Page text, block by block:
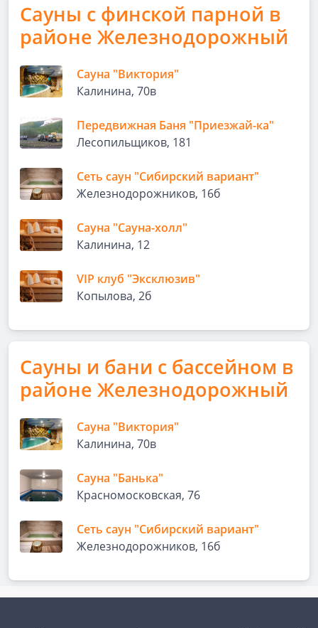
Сауны с финской парной в
районе Железнодорожный
Сауна "Виктория"
Калинина, 70в
Передвижная Баня "Приезжай-ка"
Лесопильщиков, 181
Сеть саун "Сибирский вариант"
Железнодорожников, 16б
Сауна "Сауна-холл"
Калинина, 12
VIP клуб "Эксклюзив"
Копылова, 2б
Сауны и бани с бассейном в
районе Железнодорожный
Сауна "Виктория"
Калинина, 70в
Сауна "Банька"
Красномосковская, 76
Сеть саун "Сибирский вариант"
Железнодорожников, 16б